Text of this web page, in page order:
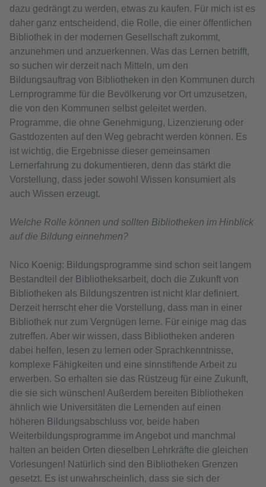
dazu gedrängt zu werden, etwas zu kaufen. Für mich ist es
daher ganz entscheidend, die Rolle, die einer öffentlichen
Bibliothek in der modernen Gesellschaft zukommt,
anzunehmen und anzuerkennen. Was das Lernen betrifft,
so suchen wir derzeit nach Mitteln, um den
Bildungsauftrag von Bibliotheken in den Kommunen durch
Lernprogramme für die Bevölkerung vor Ort umzusetzen,
die von den Kommunen selbst geleitet werden.
Programme, die ohne Genehmigung, Lizenzierung oder
Gastdozenten auf den Weg gebracht werden können. Es
ist wichtig, die Ergebnisse dieser gemeinsamen
Lernerfahrung zu dokumentieren, denn das stärkt die
Vorstellung, dass jeder sowohl Wissen konsumiert als
auch Wissen erzeugt.
Welche Rolle können und sollten Bibliotheken im Hinblick
auf die Bildung einnehmen?
Nico Koenig: Bildungsprogramme sind schon seit langem
Bestandteil der Bibliotheksarbeit, doch die Zukunft von
Bibliotheken als Bildungszentren ist nicht klar definiert.
Derzeit herrscht eher die Vorstellung, dass man in einer
Bibliothek nur zum Vergnügen lerne. Für einige mag das
zutreffen. Aber wir wissen, dass Bibliotheken anderen
dabei helfen, lesen zu lernen oder Sprachkenntnisse,
komplexe Fähigkeiten und eine sinnstiftende Arbeit zu
erwerben. So erhalten sie das Rüstzeug für eine Zukunft,
die sie sich wünschen! Außerdem bereiten Bibliotheken
ähnlich wie Universitäten die Lernenden auf einen
höheren Bildungsabschluss vor, beide haben
Weiterbildungsprogramme im Angebot und manchmal
halten an beiden Orten dieselben Lehrkräfte die gleichen
Vorlesungen! Natürlich sind den Bibliotheken Grenzen
gesetzt. Es ist unwahrscheinlich, dass sie sich der